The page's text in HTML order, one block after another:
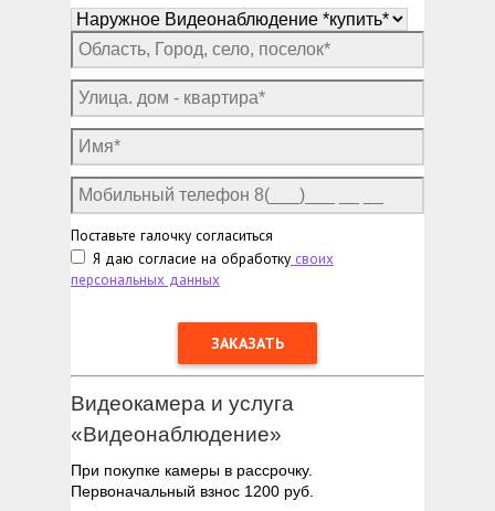
Поставьте галочку согласиться
Я даю согласие на обработку своих
персональных данных
Видеокамера и услуга
«Видеонаблюдение»
При покупке камеры в рассрочку.
Первоначальный взнос 1200 руб.